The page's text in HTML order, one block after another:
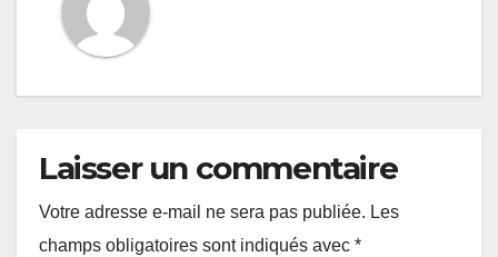
Laisser un commentaire
Votre adresse e-mail ne sera pas publiée. Les
champs obligatoires sont indiqués avec *